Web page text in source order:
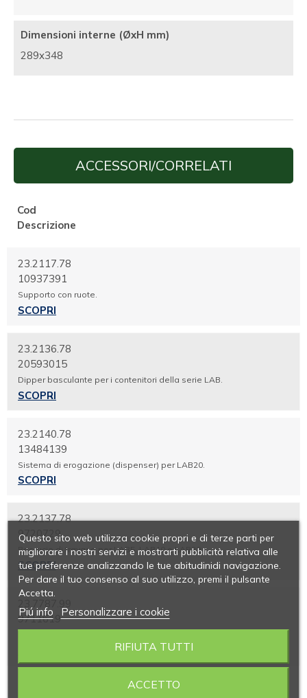
Dimensioni interne (ØxH mm)
289x348
ACCESSORI/CORRELATI
Cod
Descrizione
23.2117.78
10937391
Supporto con ruote.
SCOPRI
23.2136.78
20593015
Dipper basculante per i contenitori della serie LAB.
SCOPRI
23.2140.78
13484139
Sistema di erogazione (dispenser) per LAB20.
SCOPRI
23.2137.78
9720729
Beccucio di travaso per LAB5, LAB10 e LAB20.
SCOPRI
9711619
Questo sito web utilizza cookie propri e di terze parti per
migliorare i nostri servizi e mostrarti pubblicità relativa alle
tue preferenze analizzando le tue abitudinidi navigazione.
Per dare il tuo consenso al suo utilizzo, premi il pulsante
Accetta.
Piú info Personalizzare i cookie
RIFIUTA TUTTI
ACCETTO